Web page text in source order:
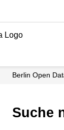
Berlin Open
Suche